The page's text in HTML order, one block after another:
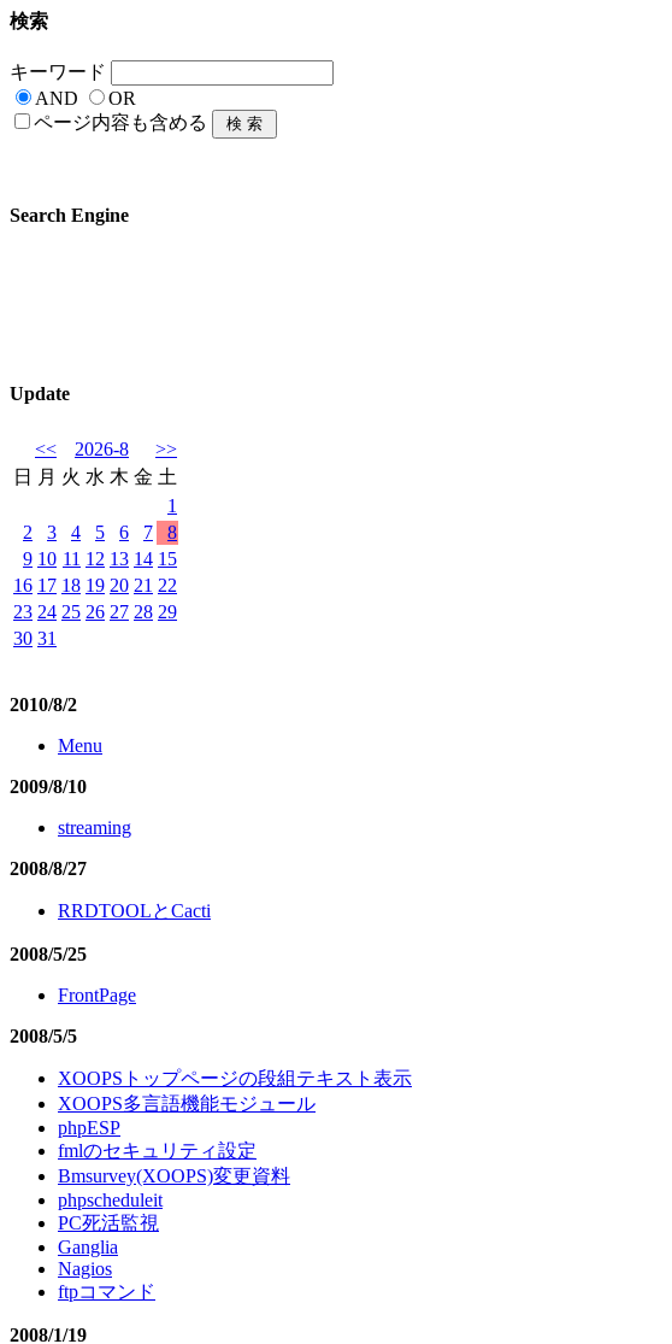
検索
キーワード
AND
OR
ページ内容も含める
Search Engine
Update
<< 2026-8
>>
日
月 火 水 木 金 土
1
2
3 4 5 6 7
8
9 10 11 12 13 14 15
16 17 18 19 20 21 22
23 24 25 26 27 28 29
30 31
2010/8/2
Menu
2009/8/10
streaming
2008/8/27
RRDTOOLとCacti
2008/5/25
FrontPage
2008/5/5
XOOPSトップページの段組テキスト表示
XOOPS多言語機能モジュール
phpESP
fmlのセキュリティ設定
Bmsurvey(XOOPS)変更資料
phpscheduleit
PC死活監視
Ganglia
Nagios
ftpコマンド
2008/1/19